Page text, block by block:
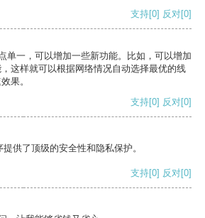
支持[0] 反对[0]
单一，可以增加一些新功能。比如，可以增加
这样就可以根据网络情况自动选择最优的线
果。
支持[0] 反对[0]
供了顶级的安全性和隐私保护。
支持[0] 反对[0]